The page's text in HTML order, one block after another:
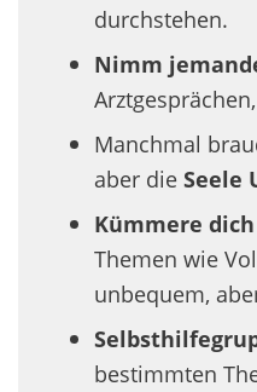
durchstehen.
Nimm
Manchmal
aber die Seele
Kümmere
Themen wie
unbequem,
bestimmten